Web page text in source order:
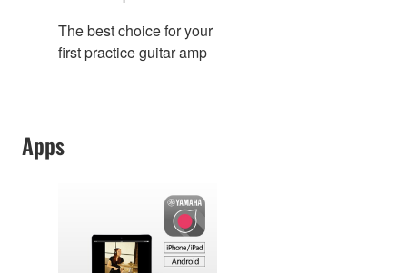
The best choice for your
first practice guitar amp
Apps